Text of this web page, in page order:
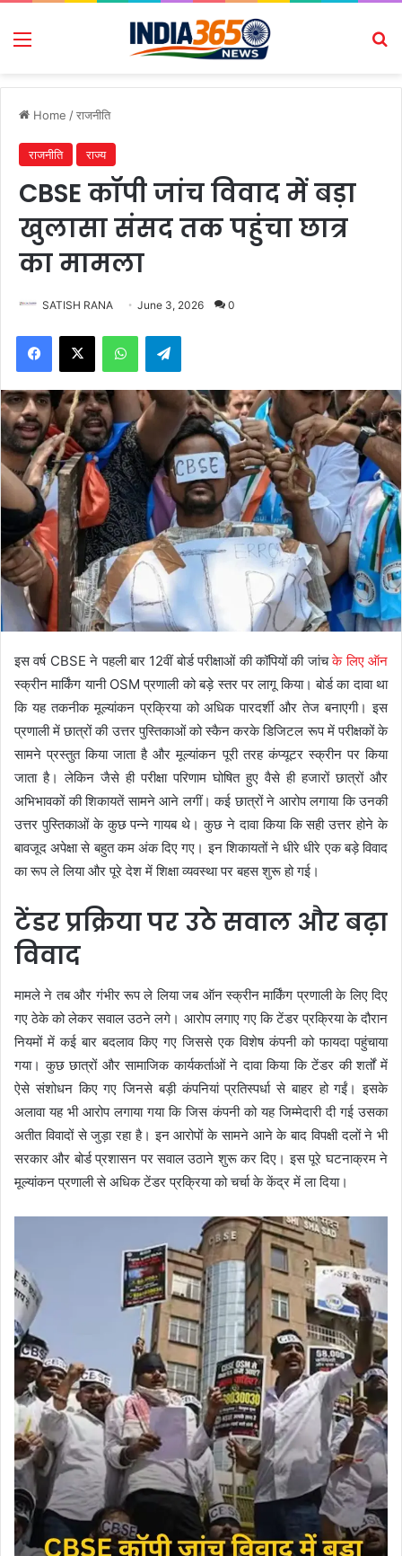
Menu
Home /राजनीति
राजनीति राज्य
CBSE कॉपी जांच विवाद में बड़ा
खुलासा संसद तक पहुंचा छात्र
का मामला
SATISH RANA June 3, 2026 0
Facebook
X WhatsAppTelegram
इस वर्ष CBSE ने पहली बार 12वीं बोर्ड परीक्षाओं की कॉपियों की जांचके लिए ऑन
स्क्रीन मार्किंग यानी OSM प्रणाली को बड़े स्तर पर लागू किया। बोर्ड का दावा था
कि यह तकनीक मूल्यांकन प्रक्रिया को अधिक पारदर्शी और तेज बनाएगी। इस
प्रणाली में छात्रों की उत्तर पुस्तिकाओं को स्कैन करके डिजिटल रूप में परीक्षकों के
सामने प्रस्तुत किया जाता है और मूल्यांकन पूरी तरह कंप्यूटर स्क्रीन पर किया
जाता है। लेकिन जैसे ही परीक्षा परिणाम घोषित हुए वैसे ही हजारों छात्रों और
अभिभावकों की शिकायतें सामने आने लगीं। कई छात्रों ने आरोप लगाया कि उनकी
उत्तर पुस्तिकाओं के कुछ पन्ने गायब थे। कुछ ने दावा किया कि सही उत्तर होने के
बावजूद अपेक्षा से बहुत कम अंक दिए गए। इन शिकायतों ने धीरे धीरे एक बड़े विवाद
का रूप ले लिया और पूरे देश में शिक्षा व्यवस्था पर बहस शुरू हो गई।
टेंडर प्रक्रिया पर उठे सवाल और बढ़ा
विवाद
मामले ने तब और गंभीर रूप ले लिया जब ऑन स्क्रीन मार्किंग प्रणाली के लिए दिए
गए ठेके को लेकर सवाल उठने लगे। आरोप लगाए गए कि टेंडर प्रक्रिया के दौरान
नियमों में कई बार बदलाव किए गए जिससे एक विशेष कंपनी को फायदा पहुंचाया
गया। कुछ छात्रों और सामाजिक कार्यकर्ताओं ने दावा किया कि टेंडर की शर्तों में
ऐसे संशोधन किए गए जिनसे बड़ी कंपनियां प्रतिस्पर्धा से बाहर हो गईं। इसके
अलावा यह भी आरोप लगाया गया कि जिस कंपनी को यह जिम्मेदारी दी गई उसका
अतीत विवादों से जुड़ा रहा है। इन आरोपों के सामने आने के बाद विपक्षी दलों ने भी
सरकार और बोर्ड प्रशासन पर सवाल उठाने शुरू कर दिए। इस पूरे घटनाक्रम ने
मूल्यांकन प्रणाली से अधिक टेंडर प्रक्रिया को चर्चा के केंद्र में ला दिया।